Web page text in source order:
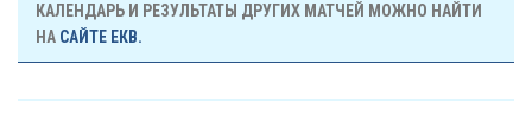
КАЛЕНДАРЬ И РЕЗУЛЬТАТЫ ДРУГИХ МАТЧЕЙ МОЖНО НАЙТИ
НА САЙТЕ ЕКВ.